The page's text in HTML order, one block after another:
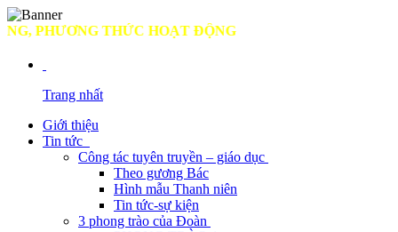
THỨC HOẠT ĐỘNG
Trang nhất
Giới thiệu
Tin tức
Công tác tuyên truyền – giáo dục
Theo gương Bác
Hình mẫu Thanh niên
Tin tức-sự kiện
3 phong trào của Đoàn